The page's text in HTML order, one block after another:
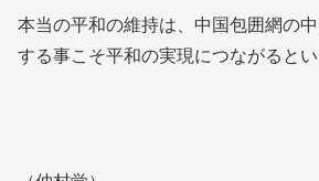
本当の平和の維持は、中国包囲網の
する事こそ平和の実現につながるとい